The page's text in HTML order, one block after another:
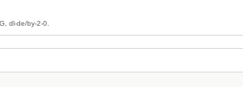
dl-de/by-2-0.